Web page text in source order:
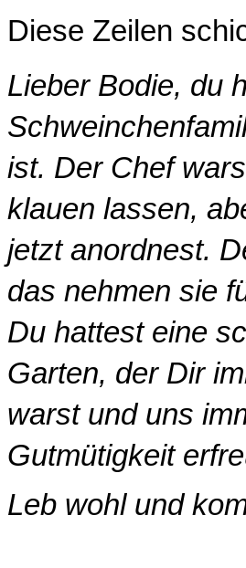
Diese Zeilen
Lieber Bodie, du
ist. Der Chef
klauen lassen,
jetzt anordnest.
das nehmen sie
Du hattest eine
Garten, der Dir
warst und uns
Gutmütigkeit
Leb wohl und